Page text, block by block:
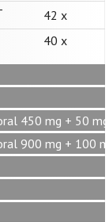
42 x
40 x
450 mg + 50 mg
900 mg + 100